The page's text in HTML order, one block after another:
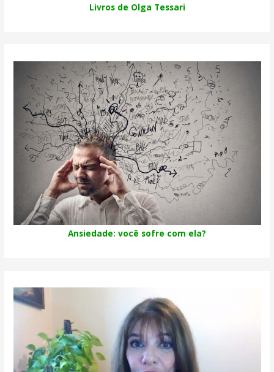
Livros de Olga Tessari
Ansiedade: você sofre com ela?